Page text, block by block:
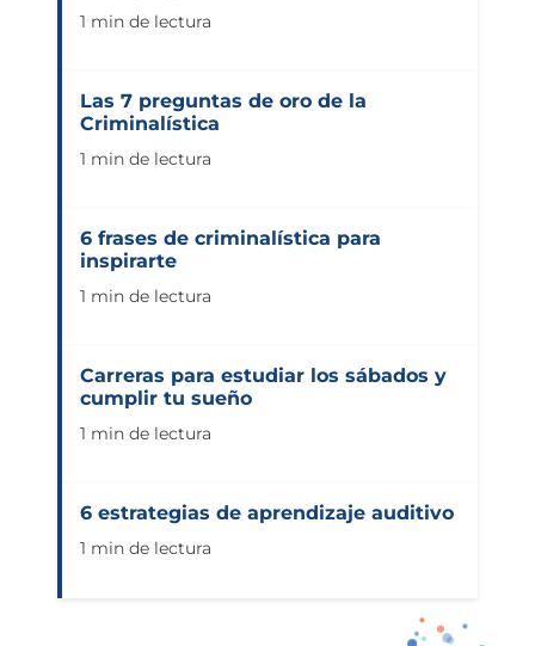
1 min de lectura
Las 7 preguntas de oro de la
Criminalística
1 min de lectura
6 frases de criminalística para
inspirarte
1 min de lectura
Carreras para estudiar los sábados y
cumplir tu sueño
1 min de lectura
6 estrategias de aprendizaje auditivo
1 min de lectura